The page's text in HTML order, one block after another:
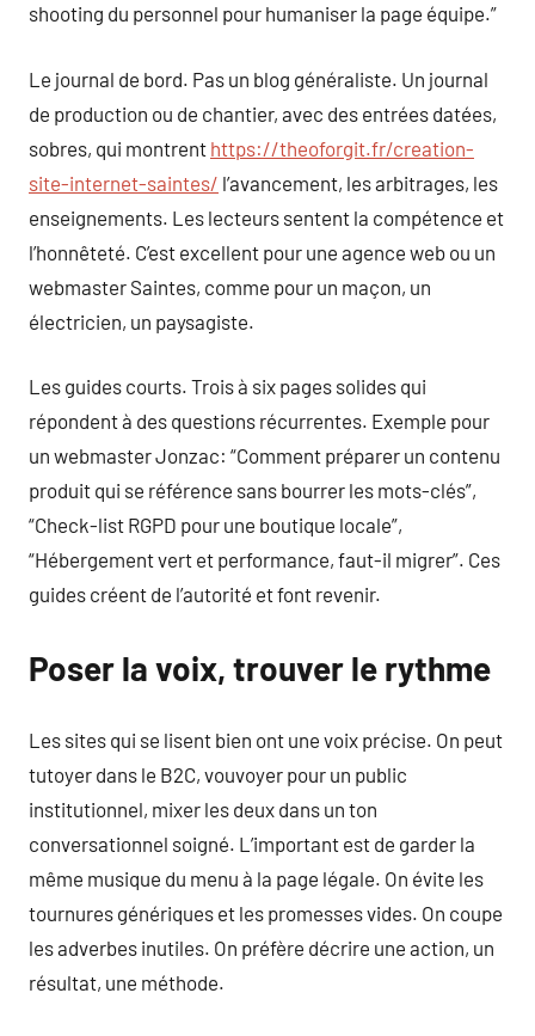
shooting du personnel pour humaniser la page équipe.”
Le journal de bord. Pas un blog généraliste. Un journal
de production ou de chantier, avec des entrées datées,
sobres, qui montrent https://theoforgit.fr/creation-
site-internet-saintes/ l’avancement, les arbitrages, les
enseignements. Les lecteurs sentent la compétence et
l’honnêteté. C’est excellent pour une agence web ou un
webmaster Saintes, comme pour un maçon, un
électricien, un paysagiste.
Les guides courts. Trois à six pages solides qui
répondent à des questions récurrentes. Exemple pour
un webmaster Jonzac: “Comment préparer un contenu
produit qui se référence sans bourrer les mots-clés”,
“Check-list RGPD pour une boutique locale”,
“Hébergement vert et performance, faut-il migrer”. Ces
guides créent de l’autorité et font revenir.
Poser la voix, trouver le rythme
Les sites qui se lisent bien ont une voix précise. On peut
tutoyer dans le B2C, vouvoyer pour un public
institutionnel, mixer les deux dans un ton
conversationnel soigné. L’important est de garder la
même musique du menu à la page légale. On évite les
tournures génériques et les promesses vides. On coupe
les adverbes inutiles. On préfère décrire une action, un
résultat, une méthode.